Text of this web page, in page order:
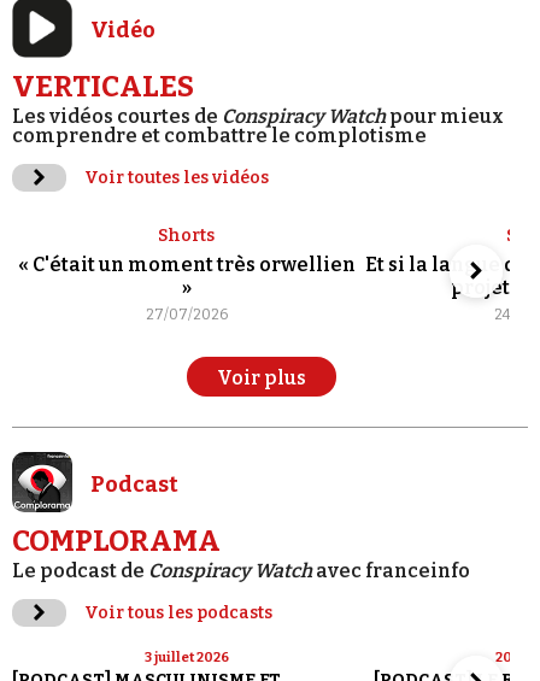
Vidéo
VERTICALES
Les vidéos courtes de Conspiracy Watchpour mieux
comprendre et combattre le complotisme
Voir toutes les vidéos
Shorts
« C'était un moment très orwellien
»
27/07/2026
Et si la langue de
projet
24/
Voir plus
Podcast
COMPLORAMA
Le podcast de Conspiracy Watchavec franceinfo
Voir tous les podcasts
3 juillet 2026 20